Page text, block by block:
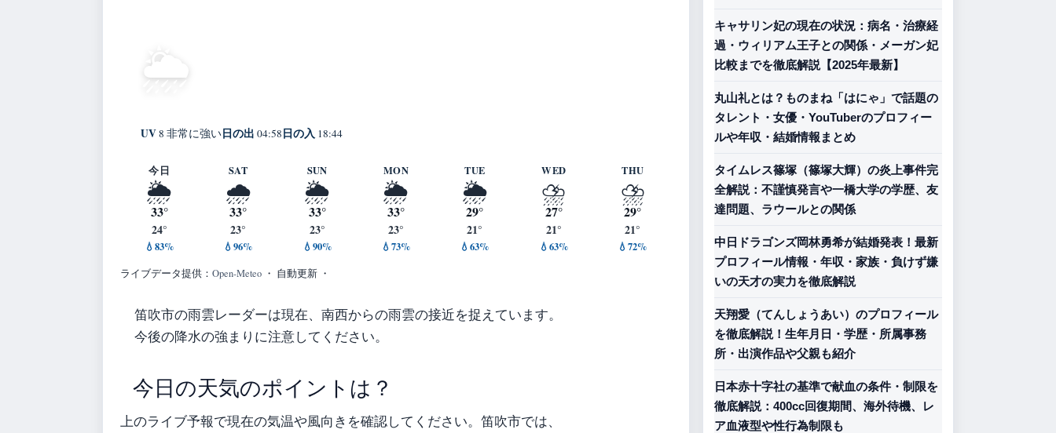
🌦️
UV8 非常に強い日の出 04:58日の入 18:44
今日
🌦️
33°
24°
💧83%
SAT
🌧️
33°
23°
💧96%
SUN
🌦️
33°
23°
💧90%
MON
🌦️
33°
23°
💧73%
TUE
🌦️
29°
21°
💧63%
WED
⛈️
27°
21°
💧63%
THU
⛈️
29°
21°
💧72%
ライブデータ提供： Open-Meteo ・ 自動更新 ・
笛吹市の雨雲レーダーは現在、南西からの雨雲の接近を捉えています。
今後の降水の強まりに注意してください。
今日の天気のポイントは？
上のライブ予報で現在の気温や風向きを確認してください。笛吹市では、
キャサリン妃の現在の状況：病名・治療経
過・ウィリアム王子との関係・メーガン妃
比較までを徹底解説【2025年最新】
丸山礼とは？ものまね「はにゃ」で話題の
タレント・女優・YouTuberのプロフィー
ルや年収・結婚情報まとめ
タイムレス篠塚（篠塚大輝）の炎上事件完
全解説：不謹慎発言や一橋大学の学歴、友
達問題、ラウールとの関係
中日ドラゴンズ岡林勇希が結婚発表！最新
プロフィール情報・年収・家族・負けず嫌
いの天才の実力を徹底解説
天翔愛（てんしょうあい）のプロフィール
を徹底解説！生年月日・学歴・所属事務
所・出演作品や父親も紹介
日本赤十字社の基準で献血の条件・制限を
徹底解説：400cc回復期間、海外待機、レ
ア血液型や性行為制限も